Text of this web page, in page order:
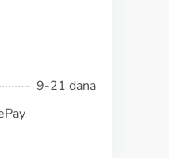
9-21 dana